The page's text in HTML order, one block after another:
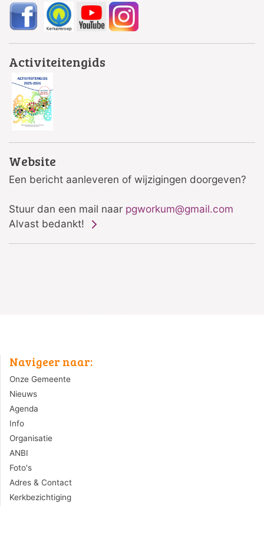
Activiteitengids
Website
Een bericht aanleveren of wijzigingen doorgeven?
Stuur dan een mail naar pgworkum@gmail.com
Alvast bedankt!
Navigeer naar:
Onze Gemeente
Nieuws
Agenda
Info
Organisatie
ANBI
Foto's
Adres & Contact
Kerkbezichtiging